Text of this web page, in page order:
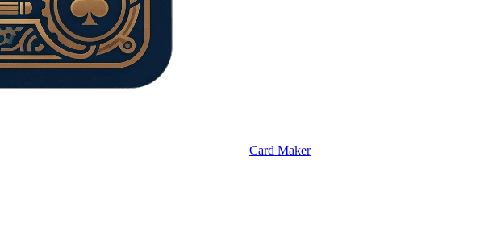
Card Maker